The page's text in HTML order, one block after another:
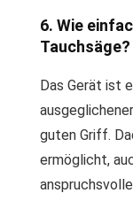
6. Wie
Tauchsäge?
Das Gerät ist
guten Griff.
ermöglicht,